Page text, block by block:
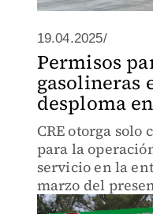
19.04.2025/
Permisos
gasolineras
desploma
CRE otorga
para la
servicio en la
marzo del